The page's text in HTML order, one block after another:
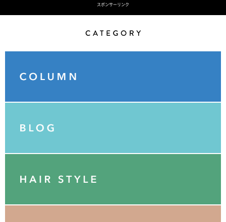
スポンサーリンク